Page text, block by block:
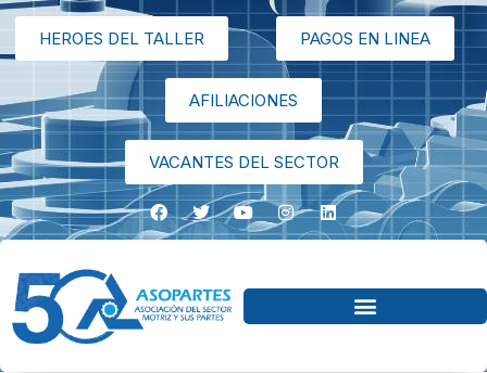
HEROES DEL TALLER PAGOS EN LINEA
AFILIACIONES
VACANTES DEL SECTOR